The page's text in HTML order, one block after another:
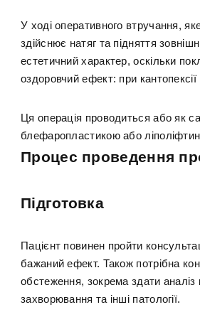
У ході оперативного втручання,
здійснює натяг та підняття
естетичний характер, оскільки
оздоровчий ефект: при кантопексії
Ця операція проводиться або як
блефаропластикою або
Процес проведення
Підготовка
Пацієнт повинен пройти
бажаний ефект. Також потрібна
обстеження, зокрема здати
захворювання та інші патології.